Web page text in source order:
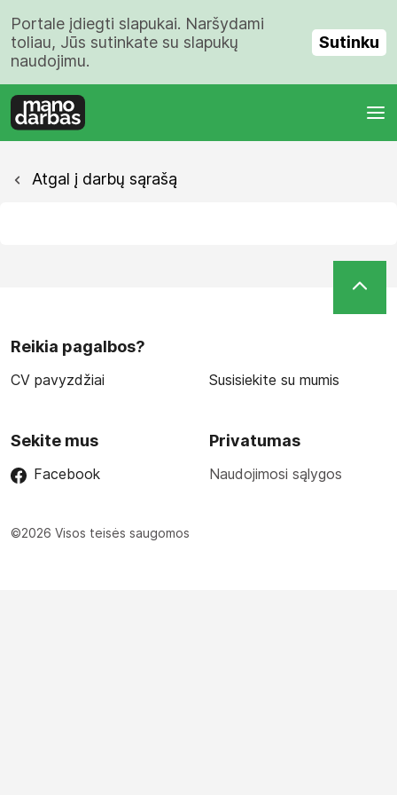
Portale įdiegti slapukai. Naršydami
toliau, Jūs sutinkate su slapukų
naudojimu.
Sutinku
Atgal į darbų sąrašą
Reikia pagalbos?
CV pavyzdžiai Susisiekite su mumis
Sekite mus
Facebook
Privatumas
Naudojimosi sąlygos
©2026 Visos teisės saugomos